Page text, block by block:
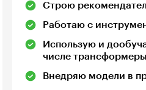
Строю
Работаю с
Использую и
числе трансформеры
Внедряю модели в